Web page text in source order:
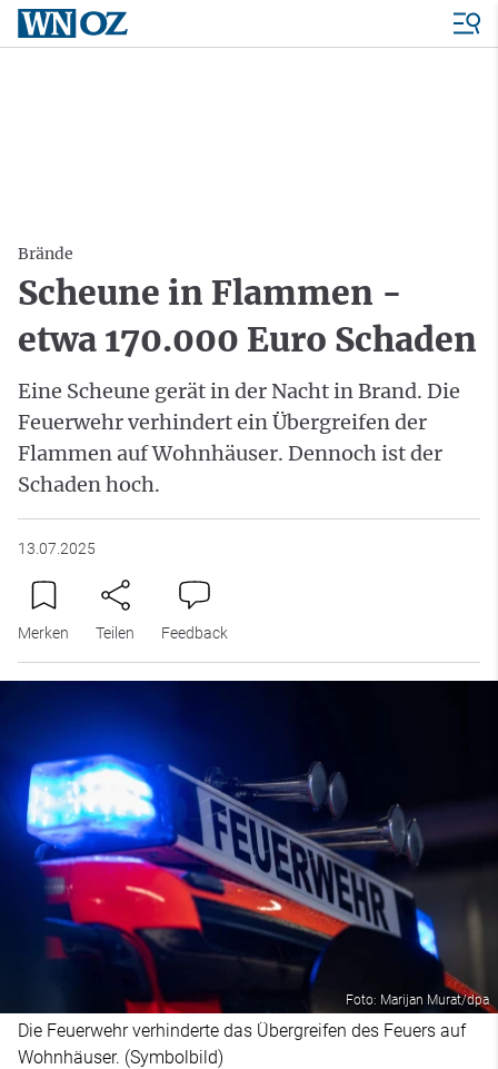
Brände
Scheune in Flammen -
etwa 170.000 Euro Schaden
Eine Scheune gerät in der Nacht in Brand. Die
Feuerwehr verhindert ein Übergreifen der
Flammen auf Wohnhäuser. Dennoch ist der
Schaden hoch.
13.07.2025
Merken Teilen Feedback
Foto: Marijan Murat/dpa
Die Feuerwehr verhinderte das Übergreifen des Feuers auf
Wohnhäuser. (Symbolbild)